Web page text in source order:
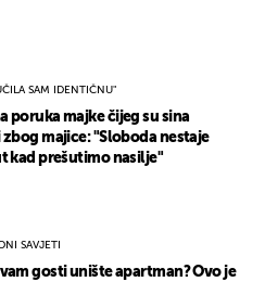
SAM IDENTIČNU"
poruka majke čijeg su sina
majice: "Sloboda nestaje
kad prešutimo nasilje"
SAVJETI
gosti unište apartman? Ovo je